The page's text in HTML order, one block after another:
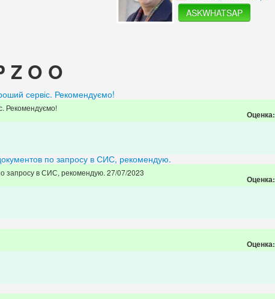
ASKWHATSAP
Z O O
сервіс. Рекомендуємо!
Рекомендуємо!
Оценка:
по запросу в СИС, рекомендую.
запросу в СИС, рекомендую. 27/07/2023
Оценка:
Оценка: